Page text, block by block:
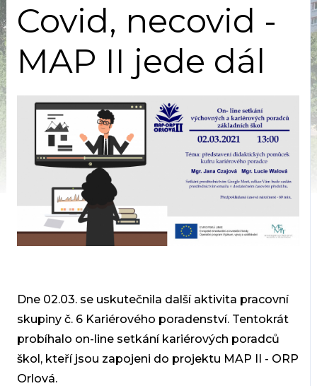
Covid, necovid -
MAP II jede dál
Dne 02.03. se uskutečnila další aktivita pracovní
skupiny č. 6 Kariérového poradenství. Tentokrát
probíhalo on-line setkání kariérových poradců
škol, kteří jsou zapojeni do projektu MAP II - ORP
Orlová.